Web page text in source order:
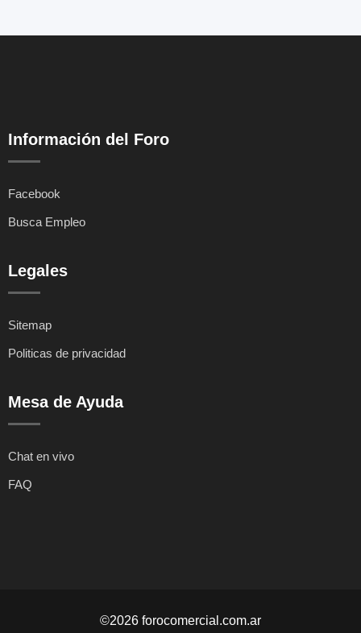
Información del Foro
Facebook
Busca Empleo
Legales
Sitemap
Politicas de privacidad
Mesa de Ayuda
Chat en vivo
FAQ
©2026 forocomercial.com.ar